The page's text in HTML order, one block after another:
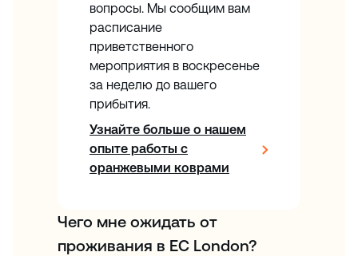
Чего мне ожидать от
проживания в EC London?
вопросы. Мы сообщим вам
расписание
приветственного
мероприятия в воскресенье
за неделю до вашего
прибытия.
Узнайте больше о нашем
опыте работы с
оранжевыми коврами